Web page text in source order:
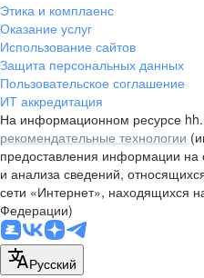
pr@rabota.by
Алматы
пр. Абая, д. 151, БЦ Алатау,
12 этаж, офис 1209
+7 727 232-13-13
pr@headhunter.com.kz
Этика и комплаенс
Оказание услуг
Использование сайтов
Защита персональных данных
Пользовательское соглашение
ИТ аккредитация
На информационном ресурсе
рекомендательные технологии
предоставления информации на
и анализа сведений,
сети «Интернет», находящихся
Федерации)
Русский